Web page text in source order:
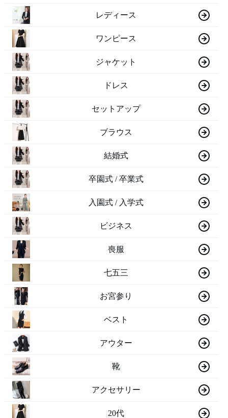
レディース
ワンピース
ジャケット
ドレス
セットアップ
ブラウス
結婚式
卒園式 / 卒業式
入園式 / 入学式
ビジネス
喪服
七五三
お宮参り
ベスト
アウター
靴
アクセサリー
20代